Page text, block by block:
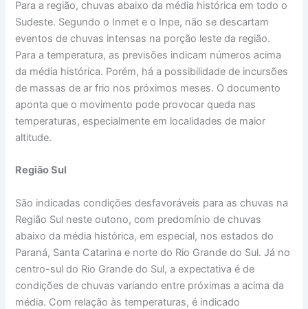
Para a região, chuvas abaixo da média histórica em todo o
Sudeste. Segundo o Inmet e o Inpe, não se descartam
eventos de chuvas intensas na porção leste da região.
Para a temperatura, as previsões indicam números acima
da média histórica. Porém, há a possibilidade de incursões
de massas de ar frio nos próximos meses. O documento
aponta que o movimento pode provocar queda nas
temperaturas, especialmente em localidades de maior
altitude.
Região Sul
São indicadas condições desfavoráveis para as chuvas na
Região Sul neste outono, com predomínio de chuvas
abaixo da média histórica, em especial, nos estados do
Paraná, Santa Catarina e norte do Rio Grande do Sul. Já no
centro-sul do Rio Grande do Sul, a expectativa é de
condições de chuvas variando entre próximas a acima da
média. Com relação às temperaturas, é indicado